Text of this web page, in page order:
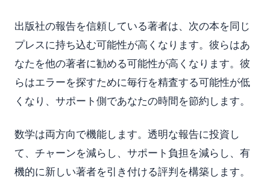
出版社の報告を信頼している著者は、次の本を同じ
プレスに持ち込む可能性が高くなります。彼らはあ
なたを他の著者に勧める可能性が高くなります。彼
らはエラーを探すために毎行を精査する可能性が低
くなり、サポート側であなたの時間を節約します。
数学は両方向で機能します。透明な報告に投資し
て、チャーンを減らし、サポート負担を減らし、有
機的に新しい著者を引き付ける評判を構築します。